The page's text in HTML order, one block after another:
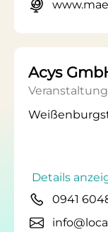
Acys
Details
0941